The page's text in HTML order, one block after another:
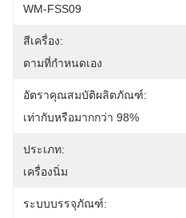
WM-FSS09
สีเครื่อง:
ตามที่กำหนดเอง
อัตราคุณสมบัติผลิตภัณฑ์:
เท่ากับหรือมากกว่า 98%
ประเภท:
เครื่องนิ่ม
ระบบบรรจุภัณฑ์: